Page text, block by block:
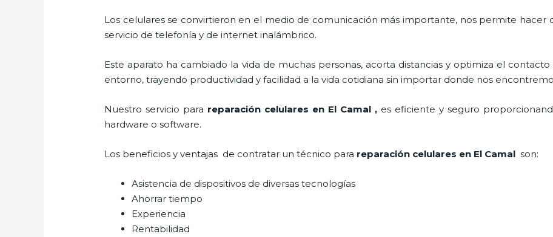
Los celulares se convirtieron en el medio de comunicación más importante, nos permite hacer
servicio de telefonía y de internet inalámbrico.
Este aparato ha cambiado la vida de muchas personas, acorta distancias y optimiza el
entorno, trayendo productividad y facilidad a la vida cotidiana sin importar donde nos
Nuestro servicio para reparación celulares en El Camal , es eficiente y seguro
hardware o software.
Los beneficios y ventajas de contratar un técnico para reparación celulares en El Camalson:
Asistencia de dispositivos de diversas tecnologías
Ahorrar tiempo
Experiencia
Rentabilidad